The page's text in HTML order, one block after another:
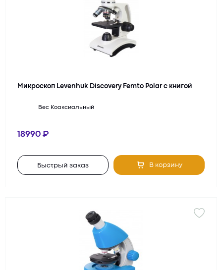
Микроскоп Levenhuk Discovery Femto Polar с книгой
Вес Коаксиальный
18990
Быстрый заказ В корзину